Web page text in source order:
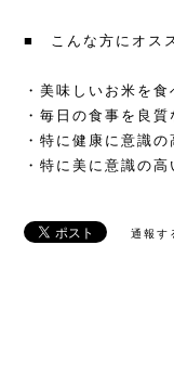
■ こんな方にオス
・美味しいお米を食
・毎日の食事を良
・特に健康に意識の
・特に美に意識の高
通報す